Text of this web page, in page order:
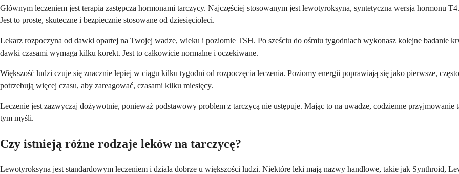
Głównym leczeniem jest terapia zastępcza hormonami tarczycy. Najczęściej stosowanym jest lewotyroksyna, syntetyczna wersja hormonu
Jest to proste, skuteczne i bezpiecznie stosowane od dziesięcioleci.
Lekarz rozpoczyna od dawki opartej na Twojej wadze, wieku i poziomie TSH. Po sześciu do ośmiu tygodniach wykonasz kolejne badanie
dawki czasami wymaga kilku korekt. Jest to całkowicie normalne i oczekiwane.
Większość ludzi czuje się znacznie lepiej w ciągu kilku tygodni od rozpoczęcia leczenia. Poziomy energii poprawiają się jako pierwsze,
potrzebują więcej czasu, aby zareagować, czasami kilku miesięcy.
Leczenie jest zazwyczaj dożywotnie, ponieważ podstawowy problem z tarczycą nie ustępuje. Mając to na uwadze, codzienne
tym myśli.
Czy istnieją różne rodzaje leków na tarczycę?
Lewotyroksyna jest standardowym leczeniem i działa dobrze u większości ludzi. Niektóre leki mają nazwy handlowe, takie jak Synthroid,